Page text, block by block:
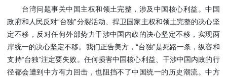
门负责
人
联系方
式
使馆掠
影
台湾问题事关中国主权和领土完整，涉及中国核心利益。中国
政府和人民反对“台独”分裂活动、捍卫国家主权和领土完整的决心坚
定不移，反对任何外部势力干涉中国内政的决心坚定不移，实现两
岸统一的决心坚定不移。我们正告美方，“台独”是死路一条，纵容和
支持“台独”注定要失败。任何损害中国核心利益、干涉中国内政的行
径都会遭到中方有力回击，也阻挡不了中国统一的历史潮流。中方